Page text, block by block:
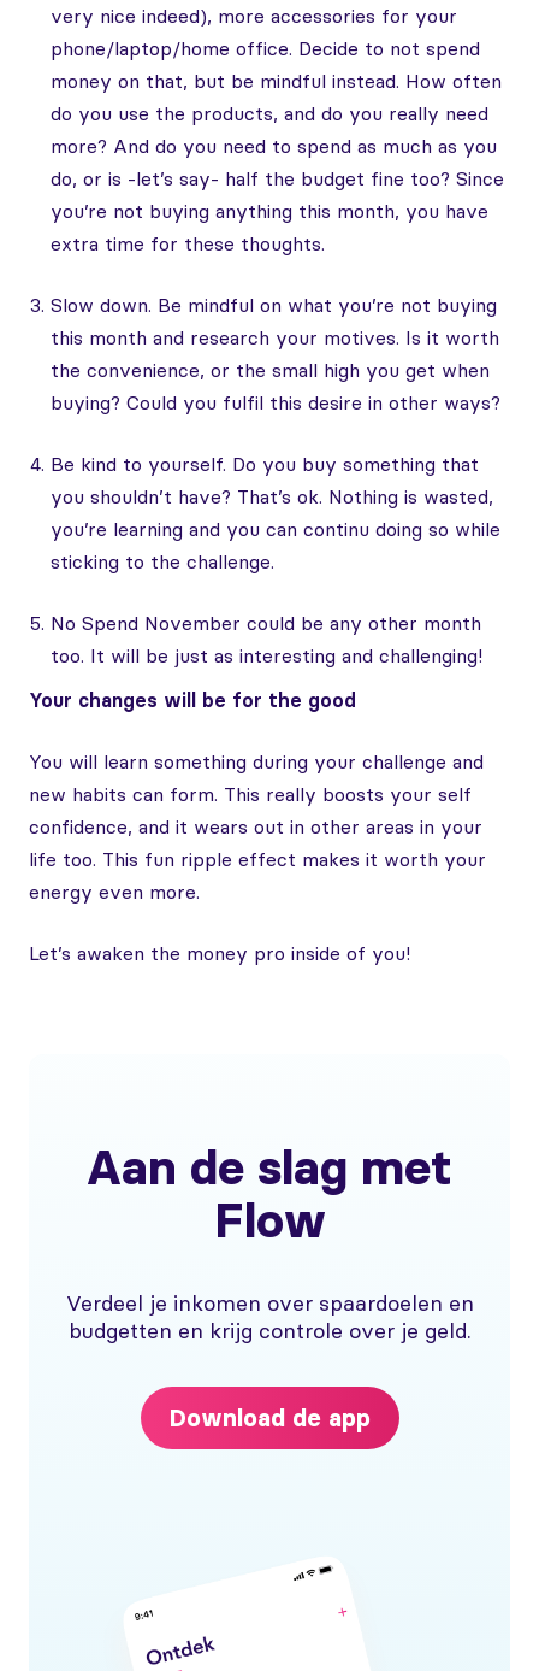
very nice indeed), more accessories for your
phone/laptop/home office. Decide to not spend
money on that, but be mindful instead. How often
do you use the products, and do you really need
more? And do you need to spend as much as you
do, or is -let’s say- half the budget fine too? Since
you’re not buying anything this month, you have
extra time for these thoughts.
Slow down. Be mindful on what you’re not buying
this month and research your motives. Is it worth
the convenience, or the small high you get when
buying? Could you fulfil this desire in other ways?
Be kind to yourself. Do you buy something that
you shouldn’t have? That’s ok. Nothing is wasted,
you’re learning and you can continu doing so while
sticking to the challenge.
No Spend November could be any other month
too. It will be just as interesting and challenging!
Your changes will be for the good
You will learn something during your challenge and
new habits can form. This really boosts your self
confidence, and it wears out in other areas in your
life too. This fun ripple effect makes it worth your
energy even more.
Let’s awaken the money pro inside of you!
Aan de slag met
Flow
Verdeel je inkomen over spaardoelen en
budgetten en krijg controle over je geld.
Download de app